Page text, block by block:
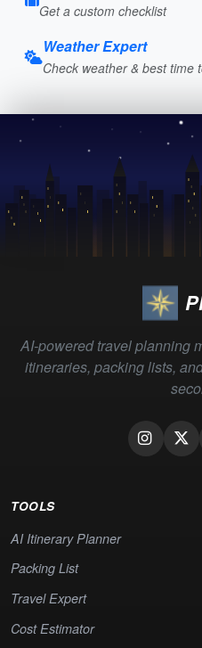
Get a custom checklist
Weather Expert
Check weather & best time
AI-powered travel planning
itineraries, packing lists,
TOOLS
AI Itinerary Planner
Packing List
Travel Expert
Cost Estimator